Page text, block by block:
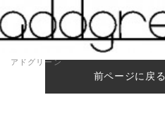
アドグリーン
前ページに戻る